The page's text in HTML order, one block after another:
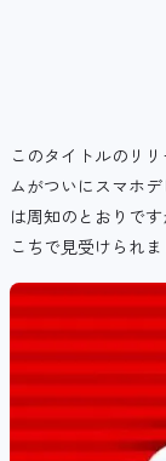
このタイトルのリ
ムがついにスマホ
は周知のとおりで
こちで見受けられま